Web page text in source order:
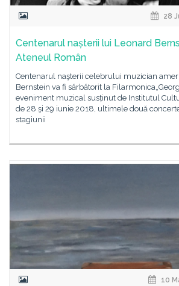
28
Centenarul nașterii lui Leonard
Ateneul Român
Centenarul naşterii celebrului muzician
Bernstein va fi sărbătorit la
eveniment muzical susținut de Institutul
de 28 şi 29 iunie 2018, ultimele două
stagiunii
10